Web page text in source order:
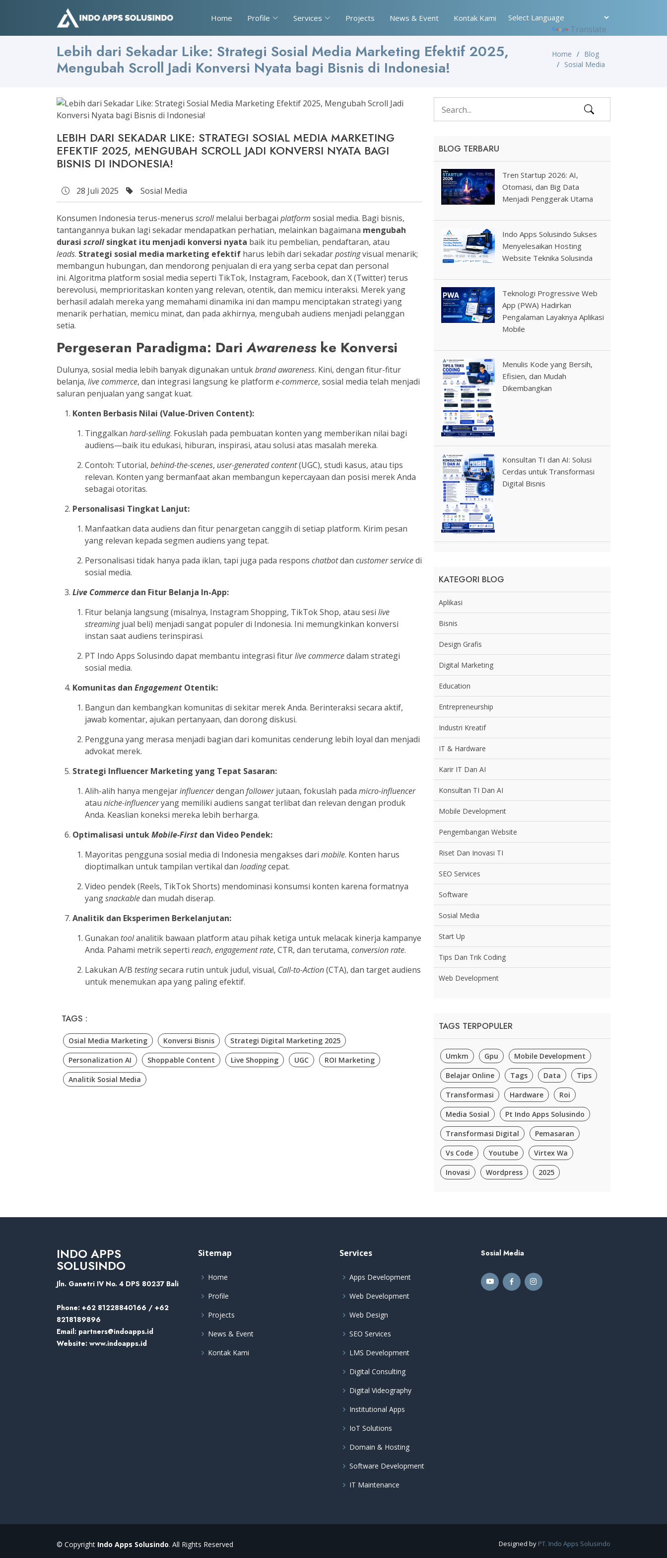
Home Profile Services Projects News & Event Kontak Kami
Translate
Lebih dari Sekadar Like: Strategi Sosial Media Marketing Efektif 2025,
Mengubah Scroll Jadi Konversi Nyata bagi Bisnis di Indonesia!
Home
Blog
Sosial Media
LEBIH DARI SEKADAR LIKE: STRATEGI SOSIAL MEDIA MARKETING
EFEKTIF 2025, MENGUBAH SCROLL JADI KONVERSI NYATA BAGI
BISNIS DI INDONESIA!
28 Juli 2025 Sosial Media
Konsumen Indonesia terus-menerus scrollmelalui berbagai platform sosial media. Bagi bisnis,
tantangannya bukan lagi sekadar mendapatkan perhatian, melainkan bagaimana mengubah
durasi scroll singkat itu menjadi konversi nyata baik itu pembelian, pendaftaran, atau
leads. Strategi sosial media marketing efektif harus lebih dari sekadarpostingvisual menarik;
membangun hubungan, dan mendorong penjualan di era yang serba cepat dan personal
ini. Algoritma platform sosial media seperti TikTok, Instagram, Facebook, dan X (Twitter) terus
berevolusi, memprioritaskan konten yang relevan, otentik, dan memicu interaksi. Merek yang
berhasil adalah mereka yang memahami dinamika ini dan mampu menciptakan strategi yang
menarik perhatian, memicu minat, dan pada akhirnya, mengubah audiens menjadi pelanggan
setia.
Pergeseran Paradigma: DariAwarenesske Konversi
Dulunya, sosial media lebih banyak digunakan untukbrand awareness. Kini, dengan fitur-fitur
belanja, live commerce, dan integrasi langsung ke platform e-commerce, sosial media telah menjadi
saluran penjualan yang sangat kuat.
Konten Berbasis Nilai (Value-Driven Content):
Tinggalkan hard-selling. Fokuslah pada pembuatan konten yang memberikan nilai bagi
audiens—baik itu edukasi, hiburan, inspirasi, atau solusi atas masalah mereka.
Contoh: Tutorial, behind-the-scenes, user-generated content(UGC), studi kasus, atau tips
relevan. Konten yang bermanfaat akan membangun kepercayaan dan posisi merek Anda
sebagai otoritas.
Personalisasi Tingkat Lanjut:
Manfaatkan data audiens dan fitur penargetan canggih di setiap platform. Kirim pesan
yang relevan kepada segmen audiens yang tepat.
Personalisasi tidak hanya pada iklan, tapi juga pada respons chatbotdan customer servicedi
sosial media.
Live Commerce dan Fitur Belanja In-App:
Fitur belanja langsung (misalnya, Instagram Shopping, TikTok Shop, atau sesi live
streamingjual beli) menjadi sangat populer di Indonesia. Ini memungkinkan konversi
instan saat audiens terinspirasi.
PT Indo Apps Solusindo dapat membantu integrasi fiturlive commercedalam strategi
sosial media.
Komunitas dan Engagement Otentik:
Bangun dan kembangkan komunitas di sekitar merek Anda. Berinteraksi secara aktif,
jawab komentar, ajukan pertanyaan, dan dorong diskusi.
Pengguna yang merasa menjadi bagian dari komunitas cenderung lebih loyal dan menjadi
advokat merek.
Strategi Influencer Marketing yang Tepat Sasaran:
Alih-alih hanya mengejarinfluencerdengan followerjutaan, fokuslah pada micro-influencer
atau niche-influenceryang memiliki audiens sangat terlibat dan relevan dengan produk
Anda. Keaslian koneksi mereka lebih berharga.
Optimalisasi untukMobile-First dan Video Pendek:
Mayoritas pengguna sosial media di Indonesia mengakses dari mobile. Konten harus
dioptimalkan untuk tampilan vertikal dan loadingcepat.
Video pendek (Reels, TikTok Shorts) mendominasi konsumsi konten karena formatnya
yangsnackabledan mudah diserap.
Analitik dan Eksperimen Berkelanjutan:
Gunakan toolanalitik bawaan platform atau pihak ketiga untuk melacak kinerja kampanye
Anda. Pahami metrik seperti reach, engagement rate, CTR, dan terutama, conversion rate.
Lakukan A/B testingsecara rutin untuk judul, visual, Call-to-Action(CTA), dan target audiens
untuk menemukan apa yang paling efektif.
TAGS :
Osial Media Marketing Konversi Bisnis Strategi Digital Marketing 2025
Personalization AI Shoppable Content Live Shopping UGC ROI Marketing
Analitik Sosial Media
BLOG TERBARU
Tren Startup 2026: AI,
Otomasi, dan Big Data
Menjadi Penggerak Utama
Indo Apps Solusindo Sukses
Menyelesaikan Hosting
Website Teknika Solusinda
Teknologi Progressive Web
App (PWA) Hadirkan
Pengalaman Layaknya Aplikasi
Mobile
Menulis Kode yang Bersih,
Efisien, dan Mudah
Dikembangkan
Konsultan TI dan AI: Solusi
Cerdas untuk Transformasi
Digital Bisnis
KATEGORI BLOG
Aplikasi
Bisnis
Design Grafis
Digital Marketing
Education
Entrepreneurship
Industri Kreatif
IT & Hardware
Karir IT Dan AI
Konsultan TI Dan AI
Mobile Development
Pengembangan Website
Riset Dan Inovasi TI
SEO Services
Software
Sosial Media
Start Up
Tips Dan Trik Coding
Web Development
TAGS TERPOPULER
Umkm Gpu Mobile Development
Belajar Online Tags Data Tips
Transformasi Hardware Roi
Media Sosial Pt Indo Apps Solusindo
Transformasi Digital Pemasaran
Vs Code Youtube Virtex Wa
Inovasi Wordpress 2025
INDO APPS
SOLUSINDO
Jln. Ganetri IV No. 4 DPS 80237 Bali
Phone: +62 81228840166 / +62
8218189896
Email: partners@indoapps.id
Website: www.indoapps.id
Sitemap
Home
Profile
Projects
News & Event
Kontak Kami
Services
Apps Development
Web Development
Web Design
SEO Services
LMS Development
Digital Consulting
Digital Videography
Institutional Apps
IoT Solutions
Domain & Hosting
Software Development
IT Maintenance
Sosial Media
© Copyright Indo Apps Solusindo. All Rights Reserved Designed by PT. Indo Apps Solusindo